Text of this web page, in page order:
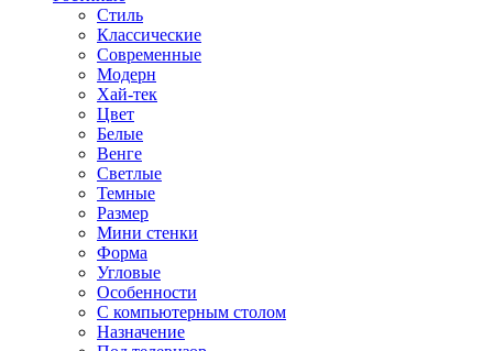
Стиль
Классические
Современные
Модерн
Хай-тек
Цвет
Белые
Венге
Светлые
Темные
Размер
Мини стенки
Форма
Угловые
Особенности
С компьютерным столом
Назначение